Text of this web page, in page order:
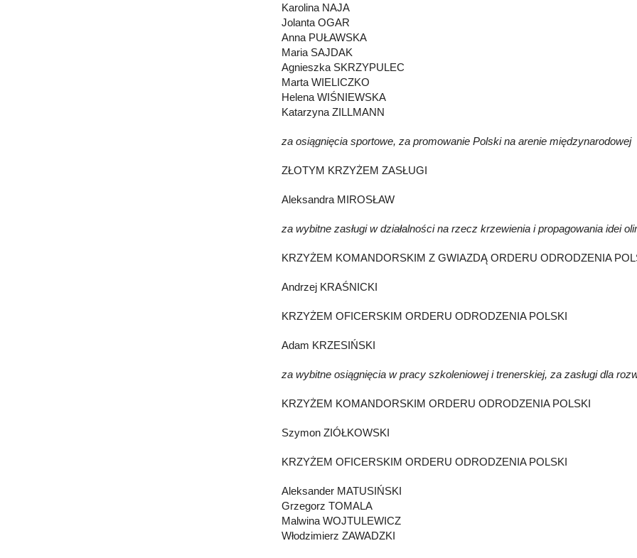
Karolina NAJA
Jolanta OGAR
Anna PUŁAWSKA
Maria SAJDAK
Agnieszka SKRZYPULEC
Marta WIELICZKO
Helena WIŚNIEWSKA
Katarzyna ZILLMANN
za osiągnięcia sportowe, za promowanie Polski na arenie międzynarodowej
ZŁOTYM KRZYŻEM ZASŁUGI
Aleksandra MIROSŁAW
za wybitne zasługi w działalności na rzecz krzewienia i propagowania idei
KRZYŻEM KOMANDORSKIM Z GWIAZDĄ ORDERU ODRODZENIA
Andrzej KRAŚNICKI
KRZYŻEM OFICERSKIM ORDERU ODRODZENIA POLSKI
Adam KRZESIŃSKI
za wybitne osiągnięcia w pracy szkoleniowej i trenerskiej, za zasługi dla
KRZYŻEM KOMANDORSKIM ORDERU ODRODZENIA POLSKI
Szymon ZIÓŁKOWSKI
KRZYŻEM OFICERSKIM ORDERU ODRODZENIA POLSKI
Aleksander MATUSIŃSKI
Grzegorz TOMALA
Malwina WOJTULEWICZ
Włodzimierz ZAWADZKI